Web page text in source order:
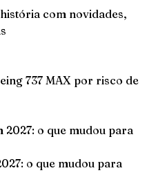
com novidades,
737 MAX por risco de
o que mudou para